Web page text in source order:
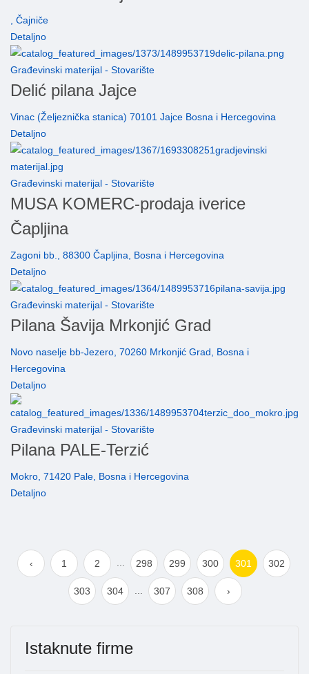
, Čajniče
Detaljno
Građevinski materijal - Stovarište
Delić pilana Jajce
Vinac (Željeznička stanica) 70101 Jajce Bosna i Hercegovina
Detaljno
Građevinski materijal - Stovarište
MUSA KOMERC-prodaja iverice
Čapljina
Zagoni bb., 88300 Čapljina, Bosna i Hercegovina
Detaljno
Građevinski materijal - Stovarište
Pilana Šavija Mrkonjić Grad
Novo naselje bb-Jezero, 70260 Mrkonjić Grad, Bosna i
Hercegovina
Detaljno
Građevinski materijal - Stovarište
Pilana PALE-Terzić
Mokro, 71420 Pale, Bosna i Hercegovina
Detaljno
‹ 1 2 ... 298 299 300 301 302
303 304 ... 307 308 ›
Istaknute firme